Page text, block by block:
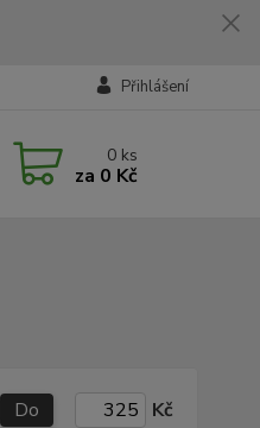
Přihlášení
0 ks
za 0 Kč
Do Kč